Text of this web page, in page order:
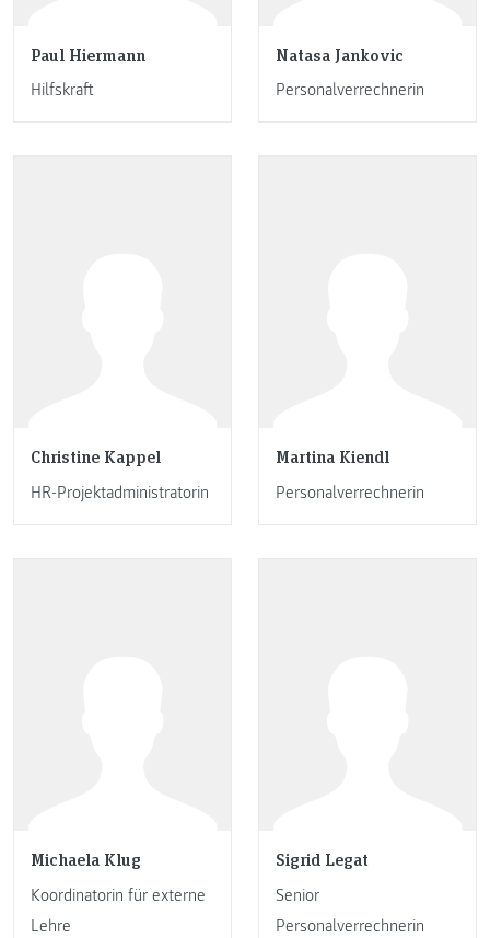
Paul Hiermann
Hilfskraft
Natasa Jankovic
Personalverrechnerin
Christine Kappel
HR-Projektadministratorin
Martina Kiendl
Personalverrechnerin
Michaela Klug
Koordinatorin für externe
Lehre
Sigrid Legat
Senior
Personalverrechnerin